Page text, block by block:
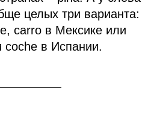
целых три варианта:
carro в Мексике или
coche в Испании.